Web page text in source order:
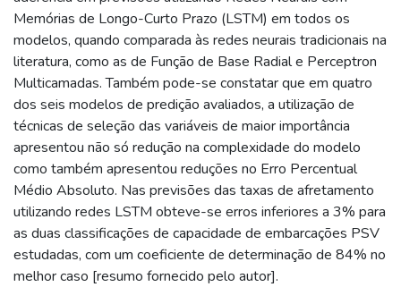
Memórias de Longo-Curto Prazo (LSTM) em todos os
modelos, quando comparada às redes neurais tradicionais na
literatura, como as de Função de Base Radial e Perceptron
Multicamadas. Também pode-se constatar que em quatro
dos seis modelos de predição avaliados, a utilização de
técnicas de seleção das variáveis de maior importância
apresentou não só redução na complexidade do modelo
como também apresentou reduções no Erro Percentual
Médio Absoluto. Nas previsões das taxas de afretamento
utilizando redes LSTM obteve-se erros inferiores a 3% para
as duas classificações de capacidade de embarcações PSV
estudadas, com um coeficiente de determinação de 84% no
melhor caso [resumo fornecido pelo autor].